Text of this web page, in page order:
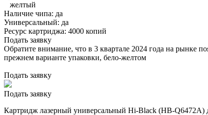
желтый
Наличие чипа: да
Универсальный: да
Ресурс картриджа: 4000 копий
Подать заявку
Обратите внимание, что в 3 квартале 2024 года на рынке
прежнем варианте упаковки, бело-желтом
Подать заявку
Подать заявку
Картридж лазерный универсальный Hi-Black (HB-Q6472A)